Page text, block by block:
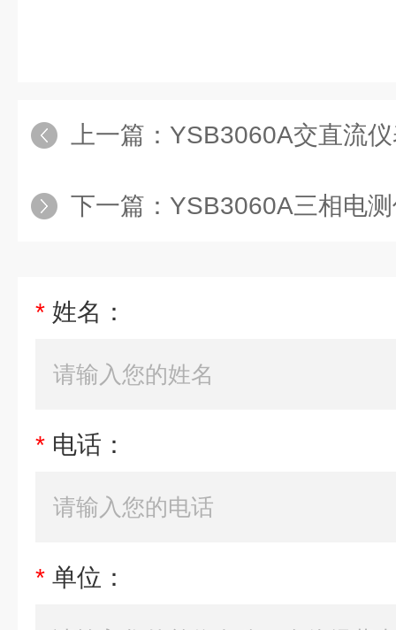
上一篇： YSB3060A交直流
下一篇： YSB3060A三相电
* 姓名：
* 电话：
* 单位：